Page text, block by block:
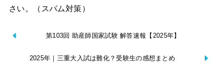
さい。（スパム対策）
第103回 助産師国家試験 解答速報【2025年】
2025年｜三重大入試は難化？受験生の感想まとめ